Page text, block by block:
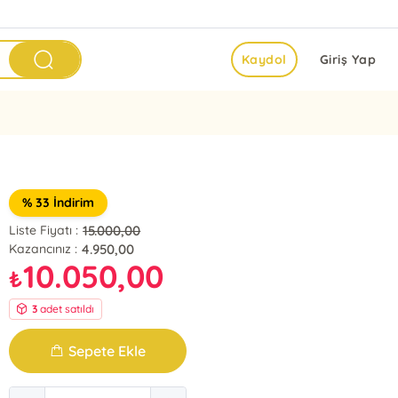
Giriş Yap
Kaydol
% 33 İndirim
Liste Fiyatı : 15.000,00
Kazancınız : 4.950,00
₺10.050,00
3 adet satıldı
Sepete Ekle